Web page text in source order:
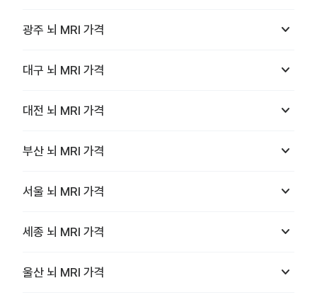
광주 뇌 MRI 가격 keyboard_arrow_down
대구 뇌 MRI 가격 keyboard_arrow_down
대전 뇌 MRI 가격 keyboard_arrow_down
부산 뇌 MRI 가격 keyboard_arrow_down
서울 뇌 MRI 가격 keyboard_arrow_down
세종 뇌 MRI 가격 keyboard_arrow_down
울산 뇌 MRI 가격 keyboard_arrow_down